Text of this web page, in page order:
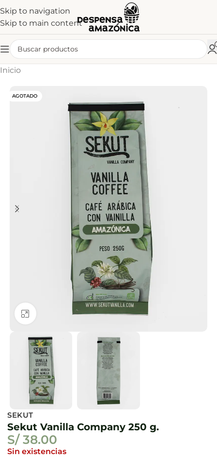
Skip to navigation
Skip to main content
Inicio
AGOTADO
Clic para ampliar
SEKUT
Sekut Vanilla Company 250 g.
S/38.00
Sin existencias